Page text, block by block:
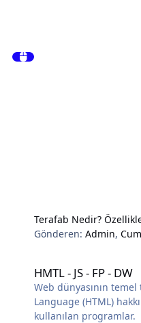
Terafab Nedir?
Gönderen:Admin,
HMTL - JS - FP - DW
Web dünyasının
Language (HTML)
kullanılan programlar.